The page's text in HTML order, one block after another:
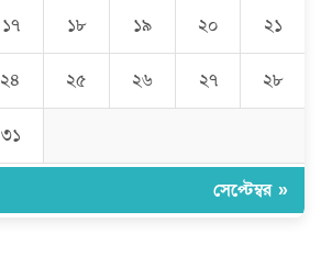
মন্ত্রীর নাম ভাঙিয়ে তদবির বাণিজ্য মোংলায়
ফেন্সিডিল ও ৩২ হাজার টাকা উদ্ধার, আটক ১
১৭ ১৮ ১৯ ২০ ২১
২৪ ২৫ ২৬ ২৭ ২৮
৩১
সেপ্টেম্বর »